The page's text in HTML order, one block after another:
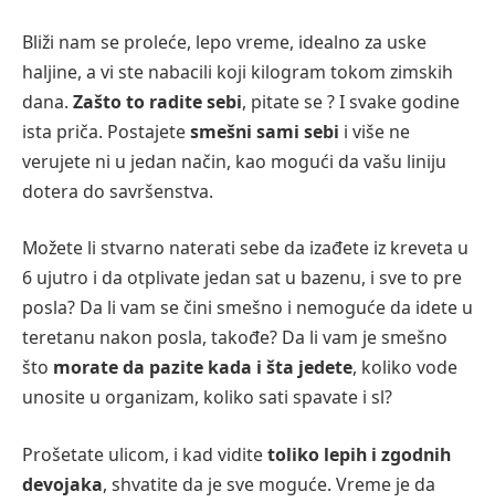
Bliži nam se proleće, lepo vreme, idealno za uske
haljine, a vi ste nabacili koji kilogram tokom zimskih
dana. Zašto to radite sebi, pitate se ? I svake godine
ista priča. Postajetesmešni sami sebi i više ne
verujete ni u jedan način, kao mogući da vašu liniju
dotera do savršenstva.
Možete li stvarno naterati sebe da izađete iz kreveta u
6 ujutro i da otplivate jedan sat u bazenu, i sve to pre
posla? Da li vam se čini smešno i nemoguće da idete u
teretanu nakon posla, takođe? Da li vam je smešno
što morate da pazite kada i šta jedete, koliko vode
unosite u organizam, koliko sati spavate i sl?
Prošetate ulicom, i kad viditetoliko lepih i zgodnih
devojaka, shvatite da je sve moguće. Vreme je da